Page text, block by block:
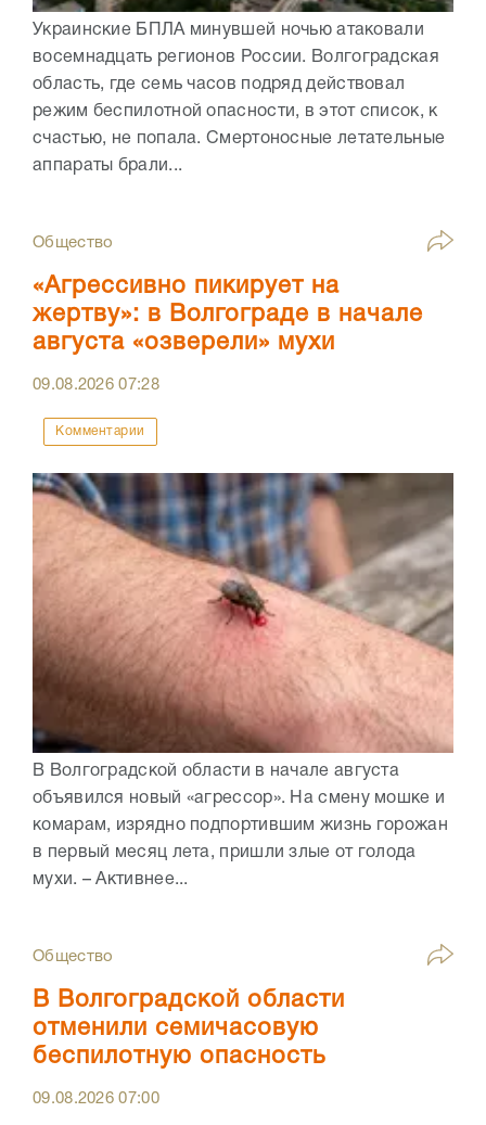
Украинские БПЛА минувшей ночью атаковали
восемнадцать регионов России. Волгоградская
область, где семь часов подряд действовал
режим беспилотной опасности, в этот список, к
счастью, не попала. Смертоносные летательные
аппараты брали...
Общество
«Агрессивно пикирует на
жертву»: в Волгограде в начале
августа «озверели» мухи
09.08.202607:28
Комментарии
В Волгоградской области в начале августа
объявился новый «агрессор». На смену мошке и
комарам, изрядно подпортившим жизнь горожан
в первый месяц лета, пришли злые от голода
мухи. – Активнее...
Общество
В Волгоградской области
отменили семичасовую
беспилотную опасность
09.08.202607:00